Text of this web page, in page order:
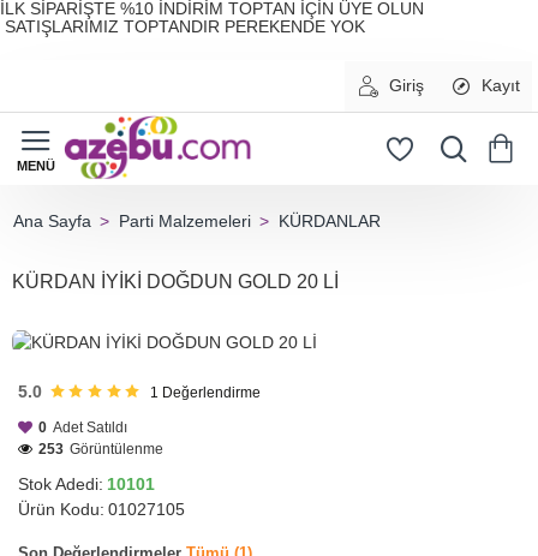
İLK SİPARİŞTE %10 İNDİRİM TOPTAN İÇİN ÜYE OLUN
SATIŞLARIMIZ TOPTANDIR PEREKENDE YOK
Giriş Kayıt
Parti Malzemeleri KÜRDANLAR
KÜRDAN İYİKİ DOĞDUN GOLD 20 Lİ
5.0 1 Değerlendirme
Stok Adedi: 10101
Ürün Kodu: 01027105
0 Adet Satıldı
253 Görüntülenme